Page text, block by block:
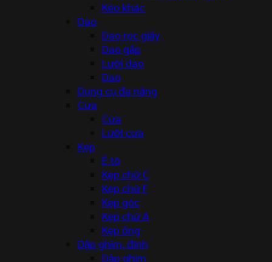
Kéo khác
Dao
Dao rọc giấy
Dao gấp
Lưỡi dao
Dao
Dụng cụ đa năng
Cưa
Cưa
Lưỡi cưa
Kẹp
Ê tô
Kẹp chữ C
Kẹp chữ F
Kẹp góc
Kẹp chữ A
Kẹp ống
Dập ghim, đinh
Dập ghim